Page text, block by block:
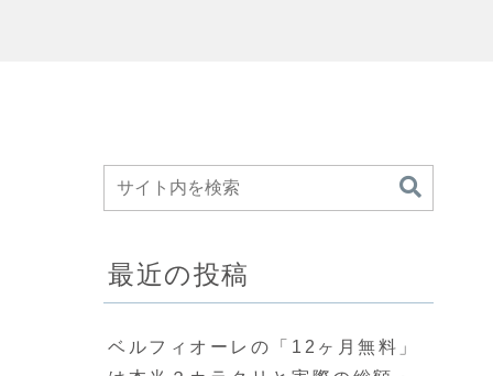
最近の投稿
ベルフィオーレの「12ヶ月無料」